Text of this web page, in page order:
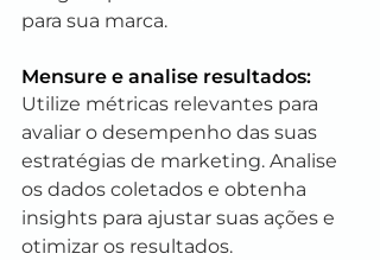
para sua marca.
Mensure e analise resultados:
Utilize métricas relevantes para
avaliar o desempenho das suas
estratégias de marketing. Analise
os dados coletados e obtenha
insights para ajustar suas ações e
otimizar os resultados.